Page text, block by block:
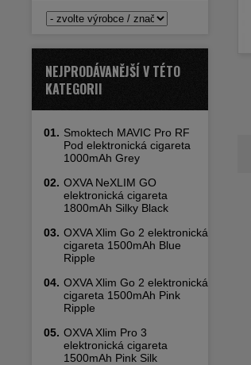
NEJPRODÁVANĚJŠÍ V TÉTO
KATEGORII
01. Smoktech MAVIC Pro RF
Pod elektronická cigareta
1000mAh Grey
02. OXVA NeXLIM GO
elektronická cigareta
1800mAh Silky Black
03. OXVA Xlim Go 2 elektronická
cigareta 1500mAh Blue
Ripple
04. OXVA Xlim Go 2 elektronická
cigareta 1500mAh Pink
Ripple
05. OXVA Xlim Pro 3
elektronická cigareta
1500mAh Pink Silk